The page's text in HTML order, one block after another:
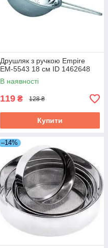
Друшляк з ручкою Empire
EM-5543 18 см ID 1462648
В наявності
119 ₴ 128 ₴
Купити
–14%